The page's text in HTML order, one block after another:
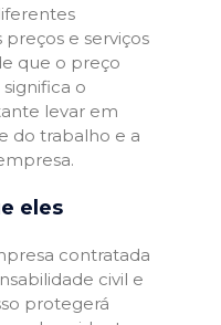
e serviços
que o preço
o
levar em
do trabalho e a
eles
contratada
civil e
protegerá